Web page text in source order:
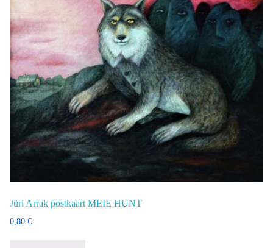
Jüri Arrak postkaart MEIE HUNT
0,80 €